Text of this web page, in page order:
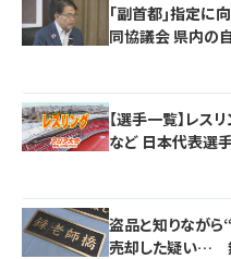
｢副首都｣指定に
同協議会 県内の
【選手一覧】レス
など 日本代表選
盗品と知りなが
売却した疑い…